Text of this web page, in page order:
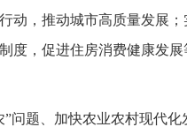
动，推动城市高质量发展
度，促进住房消费健康发
问题、加快农业农村现代